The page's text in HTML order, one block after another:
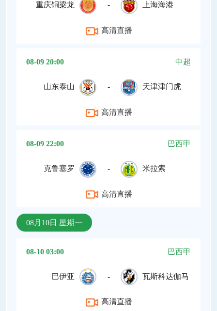
重庆铜梁龙 - 上海海港
高清直播
08-09 20:00 中超
山东泰山 - 天津津门虎
高清直播
08-09 22:00 巴西甲
克鲁塞罗 - 米拉索
高清直播
08月10日 星期一
08-10 03:00 巴西甲
巴伊亚 - 瓦斯科达伽马
高清直播